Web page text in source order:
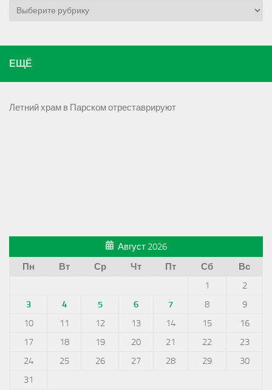
Рубрики
ЕЩЁ
Летний храм в Парском отреставрируют
Август 2026
Пн
Вт Ср Чт Пт Сб
Вс
1
2
3
4 5 6 7 8
9
10
11 12 13 14 15
16
17
18 19 20 21 22
23
24
25 26 27 28 29
30
31